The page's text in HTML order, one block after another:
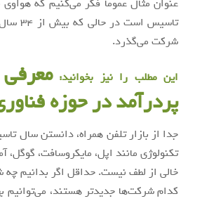
عنوان مثال عموما فکر می‌کنیم که
تاسیس
شرکت می‌گذرد.
این مطلب را نیز بخوانید:
پردرآمد در حوزه
جدا از بازار تلفن همراه، دانستن سال
تکنولوژی مانند اپل، مایکروسافت، گوگل،
خالی از لطف نیست. حداقل اگر بدانیم
کدام شرکت‌ها جدیدتر هستند،